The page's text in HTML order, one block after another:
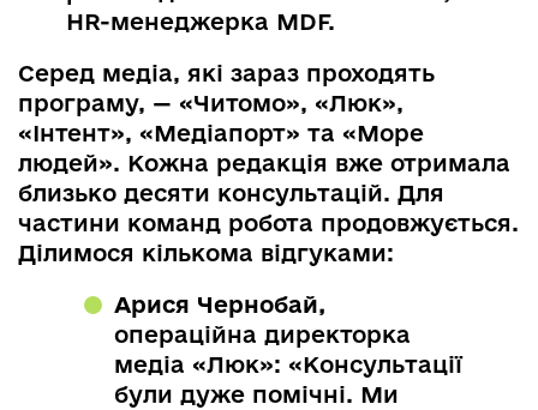
HR-менеджерка MDF.
Серед медіа, які зараз проходять
програму, — «Читомо», «Люк»,
«Інтент», «Медіапорт» та «Море
людей». Кожна редакція вже отримала
близько десяти консультацій. Для
частини команд робота продовжується.
Ділимося кількома відгуками:
Арися Чернобай,
операційна директорка
медіа «Люк»: «Консультації
були дуже помічні. Ми